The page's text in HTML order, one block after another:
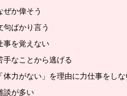
ぜか偉そう
句ばかり言う
事を覚えない
手なことから逃げる
「体力がない」を理由に力仕事をしな
談が多い